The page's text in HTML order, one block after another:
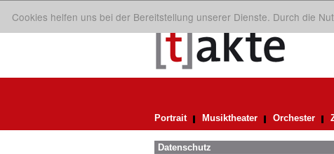
Cookies helfen uns bei der Bereitstellung unserer Dienste. Durch die
Portrait Musiktheater Orchester
Datenschutz